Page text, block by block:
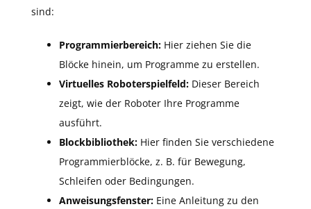
sind:
Programmierbereich: Hier ziehen Sie die
Blöcke hinein, um Programme zu erstellen.
Virtuelles Roboterspielfeld: Dieser Bereich
zeigt, wie der Roboter Ihre Programme
ausführt.
Blockbibliothek: Hier finden Sie verschiedene
Programmierblöcke, z. B. für Bewegung,
Schleifen oder Bedingungen.
Anweisungsfenster: Eine Anleitung zu den